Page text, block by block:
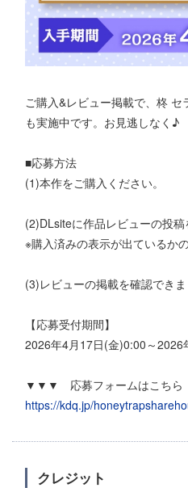
ご購入&レビュー掲載で、柊
も実施中です。お見逃しなく♪
■応募方法
(1)本作をご購入ください。
(2)DLsiteに作品レビューの投稿
※購入済みの表示が出ているか
(3)レビューの掲載を確認でき
【応募受付期間】
2026年4月17日(金)0:00～
▼▼▼ 応募フォームはこち
https://kdq.jp/
クレジット